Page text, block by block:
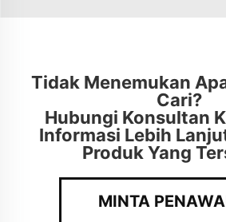
Tidak Menemukan
Cari?
Hubungi Konsultan
Informasi Lebih
Produk Yang
MINTA